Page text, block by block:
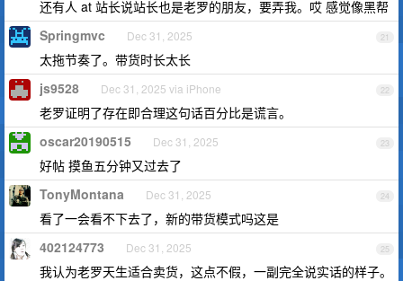
还有人 at 站长说站长也是老罗的朋友，要弄我。哎 感觉像黑帮
21
Springmvc Dec 31, 2025
太拖节奏了。带货时长太长
22
js9528 Dec 31, 2025 via iPhone
老罗证明了存在即合理这句话百分比是谎言。
23
oscar20190515 Dec 31, 2025
好帖 摸鱼五分钟又过去了
24
TonyMontana Dec 31, 2025
看了一会看不下去了，新的带货模式吗这是
25
402124773 Dec 31, 2025
我认为老罗天生适合卖货，这点不假，一副完全说实话的样子。